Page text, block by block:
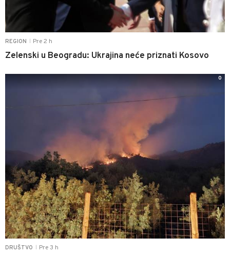
REGION Pre 2 h
Zelenski u Beogradu: Ukrajina neće priznati Kosovo
DRUŠTVO Pre 3 h
0